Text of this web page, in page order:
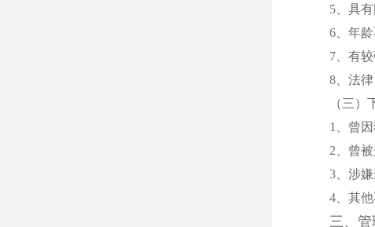
5、具
6、年
7、有
8、法
（三）
1、曾
2、曾
3、涉
4、其
三、管